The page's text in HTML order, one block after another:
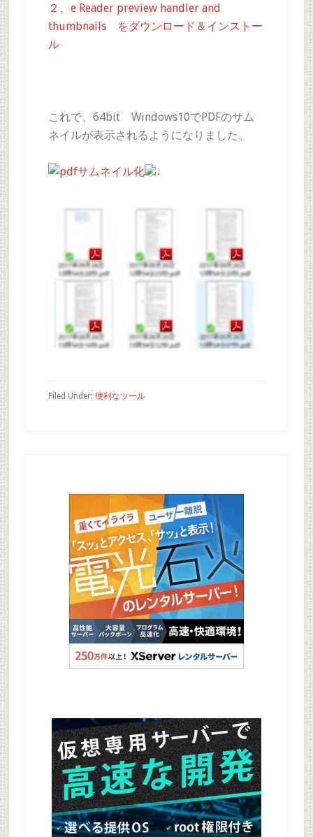
２、e Reader preview handler and
thumbnails をダウンロード＆インストー
ル
これで、64bit Windows10でPDFのサム
ネイルが表示されるようになりました。
↓
Filed Under: 便利なツール